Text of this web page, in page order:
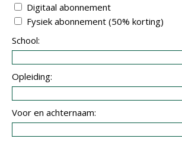
Digitaal abonnement
Fysiek abonnement (50% korting)
School:
Opleiding:
Voor en achternaam: